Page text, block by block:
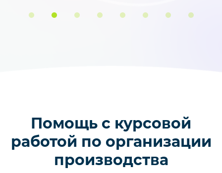
подробно разберем, как покорить немецкую
Помощь с курсовой
работой по организации
производства